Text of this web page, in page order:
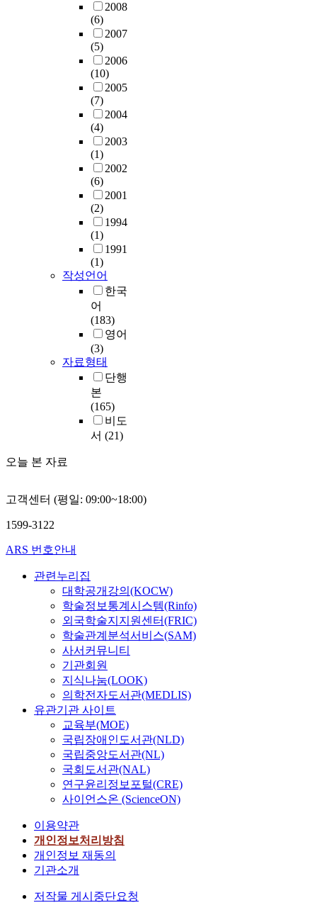
2008
(6)
2007
(5)
2006
(10)
2005
(7)
2004
(4)
2003
(1)
2002
(6)
2001
(2)
1994
(1)
1991
(1)
작성언어
한국
어
(183)
영어
(3)
자료형태
단행
본
(165)
비도
서 (21)
오늘 본 자료
고객센터 (평일: 09:00~18:00)
1599-3122
ARS 번호안내
관련누리집
대학공개강의(KOCW)
학술정보통계시스템(Rinfo)
외국학술지지원센터(FRIC)
학술관계분석서비스(SAM)
사서커뮤니티
기관회원
지식나눔(LOOK)
의학전자도서관(MEDLIS)
유관기관 사이트
교육부(MOE)
국립장애인도서관(NLD)
국립중앙도서관(NL)
국회도서관(NAL)
연구윤리정보포털(CRE)
사이언스온 (ScienceON)
이용약관
개인정보처리방침
개인정보 재동의
기관소개
저작물 게시중단요청